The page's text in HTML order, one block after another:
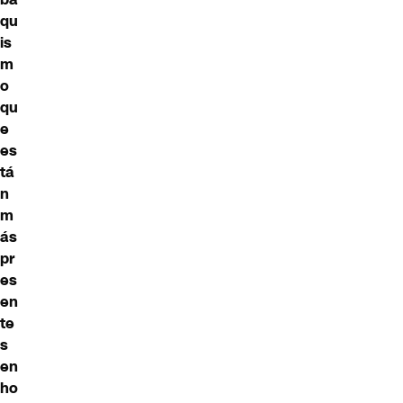
qu
is
m
o
qu
e
es
tá
n
m
ás
pr
es
en
te
s
en
ho